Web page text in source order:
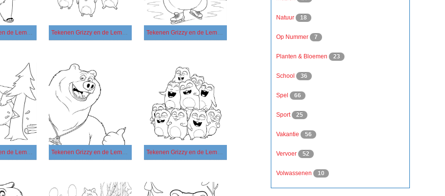
Tekenen Grizzy en de Lemmings afdrukbaar basis Tekenen Grizzy en de Lemmings afdrukbaar eenvoudig Tekenen Grizzy en de Lemmings afdrukbaar simpel
Tekenen Grizzy en de Lemmings afdrukbaar Tekenen Grizzy en de Lemmings basis Tekenen Grizzy en de Lemmings eenvoudig
Natuur 18
Op Nummer 7
Planten & Bloemen 23
School 36
Spel 66
Sport 25
Vakantie 56
Vervoer 52
Volwassenen 10